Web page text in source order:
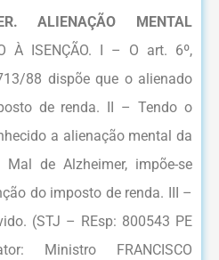
ALIENAÇÃO MENTAL
À ISENÇÃO. I – O art. 6º,
88 dispõe que o alienado
de renda. II – Tendo o
a alienação mental da
de Alzheimer, impõe-se
do imposto de renda. III –
(STJ – REsp: 800543 PE
Ministro FRANCISCO